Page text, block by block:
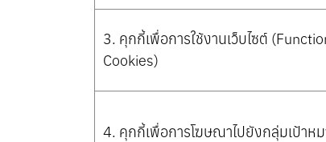
3. คุกกี้เพื่อการใช้งานเว็บไซต์
Cookies)
4. คุกกี้เพื่อการโฆษณาไปยังกลุ่มเป้าห